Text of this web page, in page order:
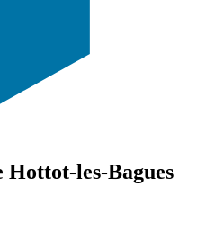
les-Bagues